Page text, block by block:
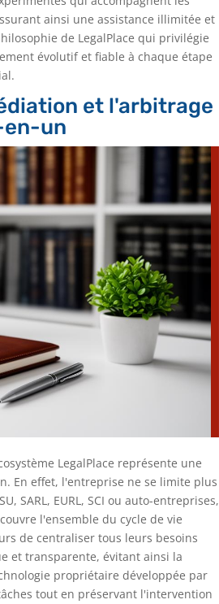
ainsi une assistance illimitée et
de LegalPlace qui privilégie
évolutif et fiable à chaque étape
et l'arbitrage
en-un
LegalPlace représente une
En effet, l'entreprise ne se limite plus
SARL, EURL, SCI ou auto-entreprises,
l'ensemble du cycle de vie
de centraliser tous leurs besoins
et transparente, évitant ainsi la
propriétaire développée par
tout en préservant l'intervention